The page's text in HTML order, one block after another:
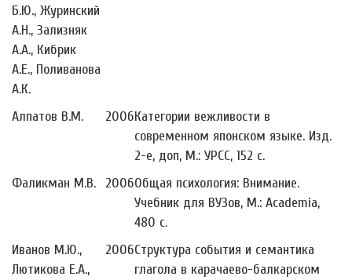
Б.Ю., Журинский
А.Н., Зализняк
А.А., Кибрик
А.Е., Поливанова
А.К.
Алпатов В.М. 2006Категории вежливости в
современном японском языке. Изд.
2-е, доп, М.: УРСС, 152 с.
Фаликман М.В.
2006Общая психология: Внимание.
Учебник для ВУЗов, М.: Academia,
480 с.
Иванов М.Ю.,
Лютикова Е.А.,
2006Структура события и семантика
глагола в карачаево-балкарском